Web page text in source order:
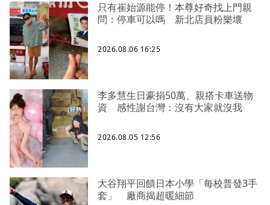
只有崔始源能停！本尊好奇找上門親
問：停車可以嗎 新北店員粉樂壞
2026.08.06 16:25
李多慧生日豪捐50萬、親搭卡車送物
資 感性謝台灣：沒有大家就沒我
2026.08.05 12:56
大谷翔平回饋日本小學「每校普發3手
套」 廠商揭超暖細節